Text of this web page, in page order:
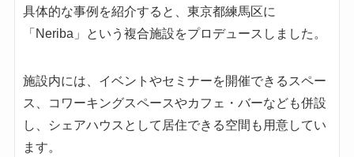
具体的な事例を紹介すると、東京都練馬区に
「Neriba」という複合施設をプロデュースしました。
施設内には、イベントやセミナーを開催できるスペー
ス、コワーキングスペースやカフェ・バーなども併設
し、シェアハウスとして居住できる空間も用意してい
ます。